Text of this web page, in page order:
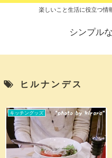
楽しいこと生活に役立つ情
シンプル
ヒルナンデス
キッチングッズ